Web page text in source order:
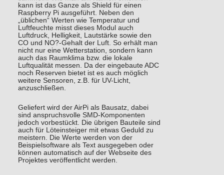
kann ist das Ganze als Shield für einen
Raspberry Pi ausgeführt. Neben den
„üblichen“ Werten wie Temperatur und
Luftfeuchte misst dieses Modul auch
Luftdruck, Helligkeit, Lautstärke sowie den
CO und NO?-Gehalt der Luft. So erhält man
nicht nur eine Wetterstation, sondern kann
auch das Raumklima bzw. die lokale
Luftqualität messen. Da der eingebaute ADC
noch Reserven bietet ist es auch möglich
weitere Sensoren, z.B. für UV-Licht,
anzuschließen.
Geliefert wird der AirPi als Bausatz, dabei
sind anspruchsvolle SMD-Komponenten
jedoch vorbestückt. Die übrigen Bauteile sind
auch für Löteinsteiger mit etwas Geduld zu
meistern. Die Werte werden von der
Beispielsoftware als Text ausgegeben oder
können automatisch auf der Webseite des
Projektes veröffentlicht werden.